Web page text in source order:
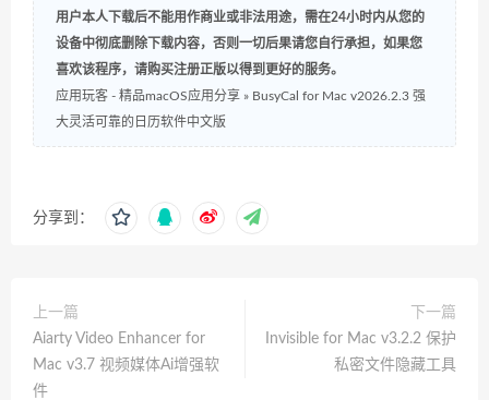
用户本人下载后不能用作商业或非法用途，需在24小时内从您的
设备中彻底删除下载内容，否则一切后果请您自行承担，如果您
喜欢该程序，请购买注册正版以得到更好的服务。
应用玩客 - 精品macOS应用分享 » BusyCal for Mac v2026.2.3 强
大灵活可靠的日历软件中文版
分享到：
上一篇
Aiarty Video Enhancer for
Mac v3.7 视频媒体Ai增强软
件
下一篇
Invisible for Mac v3.2.2 保护
私密文件隐藏工具